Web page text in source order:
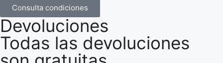
Consulta condiciones
Devoluciones
Todas las devoluciones